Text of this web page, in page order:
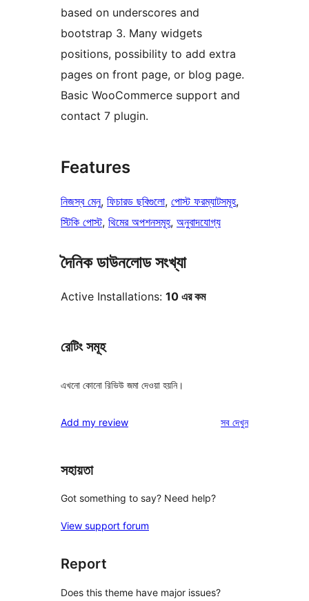
based on underscores and
bootstrap 3. Many widgets
positions, possibility to add extra
pages on front page, or blog page.
Basic WooCommerce support and
contact 7 plugin.
Features
নিজস্ব মেনু, ফিচারড ছবিগুলো, পোস্ট ফরম্যাটসমূহ
স্টিকি পোস্ট, থিমের অপশনসমূহ, অনুবাদযোগ্য
দৈনিক ডাউনলোড সংখ্যা
Active Installations: 10 এর কম
রেটিং সমূহ
এখনো কোনো রিভিউ জমা দেওয়া হয়নি।
Add my review সবরিভিউ
দেখুন
সহায়তা
Got something to say? Need help?
View support forum
Report
Does this theme have major issues?